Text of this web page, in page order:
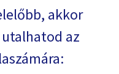
akkor
az